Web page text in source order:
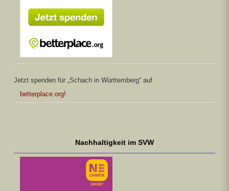
Jetzt spenden für „Schach in Württemberg“ auf
betterplace.org!
Nachhaltigkeit im SVW